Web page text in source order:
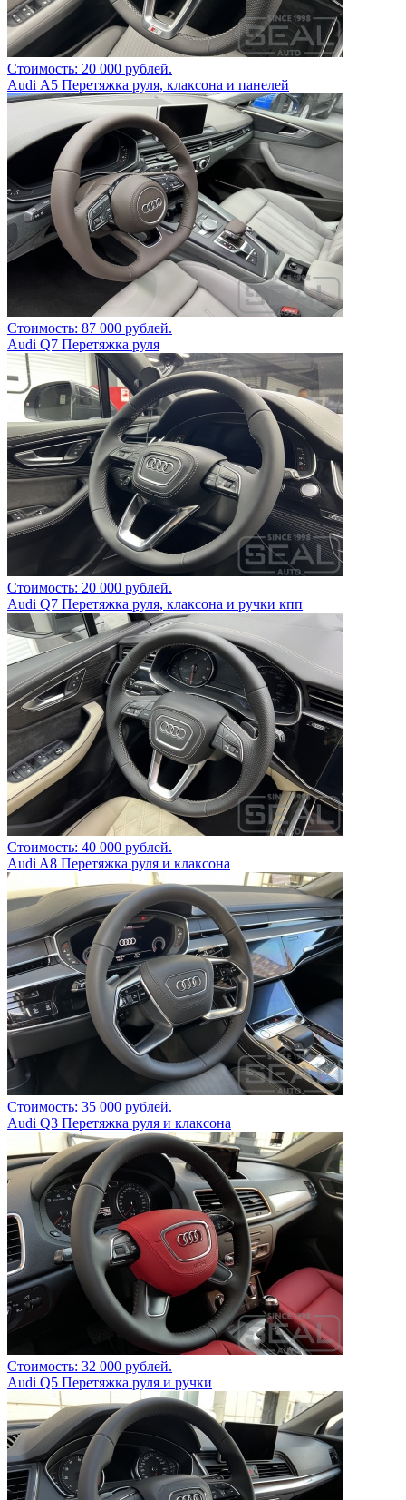
Стоимость: 20 000 рублей.
Audi А5 Перетяжка руля, клаксона и панелей
Стоимость: 87 000 рублей.
Audi Q7 Перетяжка руля
Стоимость: 20 000 рублей.
Audi Q7 Перетяжка руля, клаксона и ручки кпп
Стоимость: 40 000 рублей.
Audi A8 Перетяжка руля и клаксона
Стоимость: 35 000 рублей.
Audi Q3 Перетяжка руля и клаксона
Стоимость: 32 000 рублей.
Audi Q5 Перетяжка руля и ручки